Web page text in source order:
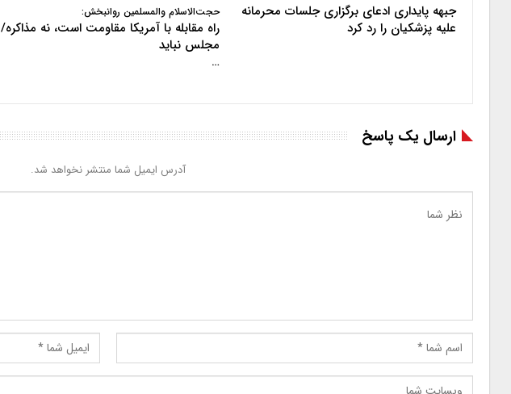
جبهه پایداری ادعای برگزاری جلسات محرمانه
علیه پزشکیان را رد کرد
حجت‌الاسلام والمسلمین روانبخش:
راه مقابله با آمریکا مقاومت است، نه مذاکره/
مجلس نباید
…
ارسال یک پاسخ
آدرس ایمیل شما منتشر نخواهد شد.